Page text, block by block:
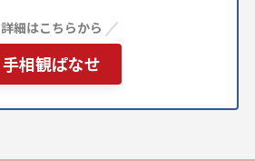
詳細はこちらから
手相観ぱなせ